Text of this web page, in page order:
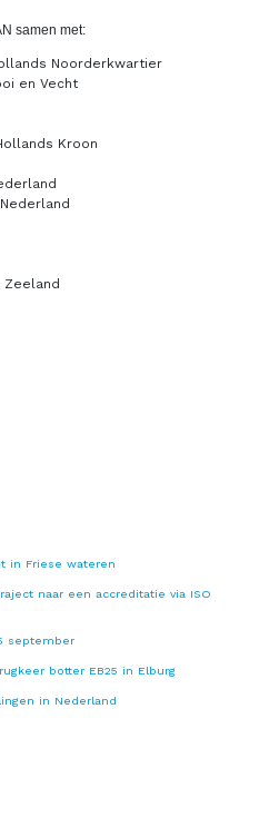
samen met:
Noorderkwartier
en Vecht
Kroon
Zeeland
in Friese wateren
naar een accreditatie via ISO
september
botter EB25 in Elburg
in Nederland